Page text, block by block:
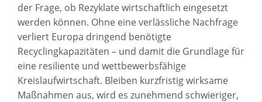
der Frage, ob Rezyklate wirtschaftlich eingesetzt
werden können. Ohne eine verlässliche Nachfrage
verliert Europa dringend benötigte
Recyclingkapazitäten – und damit die Grundlage für
eine resiliente und wettbewerbsfähige
Kreislaufwirtschaft. Bleiben kurzfristig wirksame
Maßnahmen aus, wird es zunehmend schwieriger,